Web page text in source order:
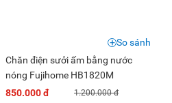
Chăn điện sưởi ấm bằng nước
nóng Fujihome HB1820M
850.000 đ
1.200.000 đ
So sánh